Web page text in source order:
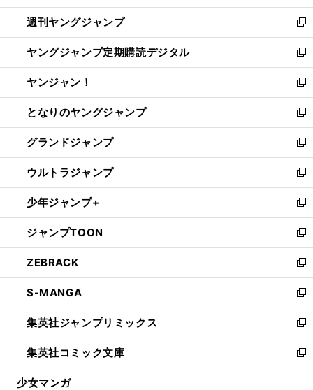
開
く
ウ
で
開
く
ン
ド
ウ
で
開
く
ウ
ィ
ン
ド
ウ
で
開
く
週刊ヤングジャンプ
新
し
い
ウ
ィ
ン
ド
ウ
で
開
く
ヤングジャンプ定期購読デジタル
新
し
い
ウ
ィ
ン
ド
ウ
で
開
く
ヤンジャン！
新
し
い
ウ
ィ
ン
ド
ウ
で
開
く
となりのヤングジャンプ
新
し
い
ウ
ィ
ン
ド
ウ
で
開
く
グランドジャンプ
新
し
い
ウ
ィ
ン
ド
ウ
で
開
く
ウルトラジャンプ
新
し
い
ウ
ィ
ン
ド
ウ
で
開
く
少年ジャンプ+
新
し
い
ウ
ィ
ン
ド
ウ
で
開
く
ジャンプTOON
新
し
い
ウ
ィ
ン
ド
ウ
で
開
ZEBRACK
新
し
い
ウ
ィ
ン
ド
ウ
S-MANGA
新
し
い
ウ
ィ
ン
集英社ジャンプリミックス
新
し
い
ウ
集英社コミック文庫
新
し
少女マンガ